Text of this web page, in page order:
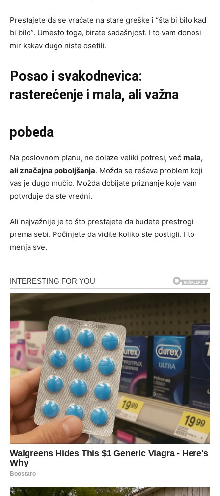
Prestajete da se vraćate na stare greške i “šta bi bilo kad
bi bilo”. Umesto toga, birate sadašnjost. I to vam donosi
mir kakav dugo niste osetili.
Posao i svakodnevica:
rasterećenje i mala, ali važna
pobeda
Na poslovnom planu, ne dolaze veliki potresi, već mala,
ali značajna poboljšanja. Možda se rešava problem koji
vas je dugo mučio. Možda dobijate priznanje koje vam
potvrđuje da ste vredni.
Ali najvažnije je to što prestajete da budete prestrogi
prema sebi. Počinjete da vidite koliko ste postigli. I to
menja sve.